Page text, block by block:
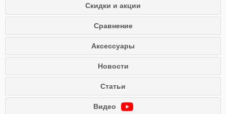
Скидки и акции
Сравнение
Аксессуары
Новости
Статьи
Видео